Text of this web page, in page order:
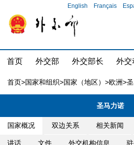
English Français
首页 外交部 外交部长 外交
首页>国家和组织>国家（地区） >欧洲>
圣马力诺
国家概况 双边关系 相关新闻
讲话 文件 外交机构信息